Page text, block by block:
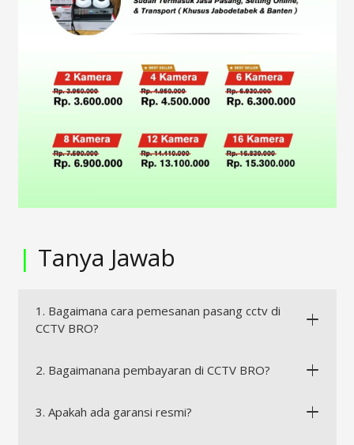
| Tanya Jawab
1. Bagaimana cara pemesanan pasang cctv di
CCTV BRO?
2. Bagaimanana pembayaran di CCTV BRO?
3. Apakah ada garansi resmi?